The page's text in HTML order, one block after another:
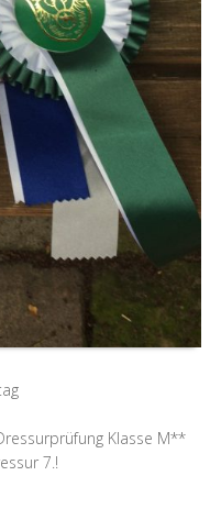
Klasse M**
7.!